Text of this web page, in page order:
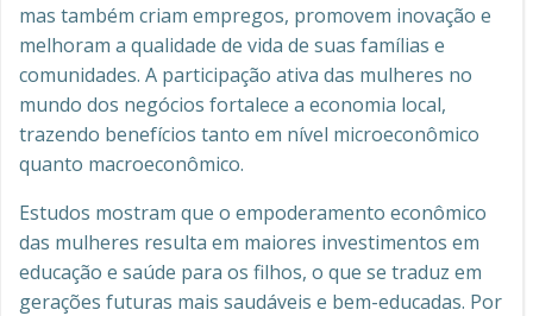
mas também criam empregos, promovem inovação e
melhoram a qualidade de vida de suas famílias e
comunidades. A participação ativa das mulheres no
mundo dos negócios fortalece a economia local,
trazendo benefícios tanto em nível microeconômico
quanto macroeconômico.
Estudos mostram que o empoderamento econômico
das mulheres resulta em maiores investimentos em
educação e saúde para os filhos, o que se traduz em
gerações futuras mais saudáveis e bem-educadas. Por